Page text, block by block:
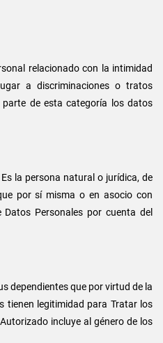
relacionado con la intimidad
a discriminaciones o tratos
de esta categoría los datos
Es la persona natural o jurídica, de
por sí misma o en asocio con
Personales por cuenta del
dependientes que por virtud de la
tienen legitimidad para Tratar los
incluye al género de los